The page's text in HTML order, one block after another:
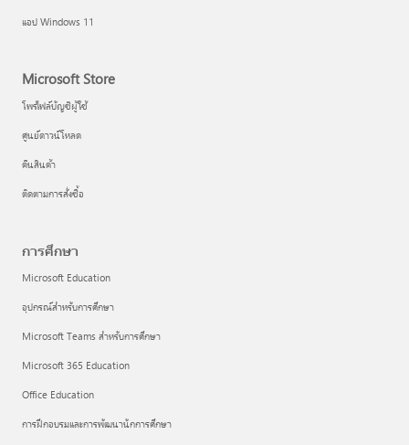
แอป Windows 11
Microsoft Store
โพรไฟล์บัญชีผู้ใช้
ศูนย์ดาวน์โหลด
คืนสินค้า
ติดตามการสั่งซื้อ
การศึกษา
Microsoft Education
อุปกรณ์สำหรับการศึกษา
Microsoft Teams สำหรับการศึกษา
Microsoft 365 Education
Office Education
การฝึกอบรมและการพัฒนานักการศึกษา